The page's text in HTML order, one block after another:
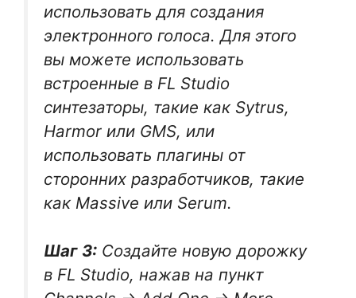
использовать для создания
электронного голоса. Для этого
вы можете использовать
встроенные в FL Studio
синтезаторы, такие как Sytrus,
Harmor или GMS, или
использовать плагины от
сторонних разработчиков, такие
как Massive или Serum.
Шаг 3: Создайте новую дорожку
в FL Studio, нажав на пункт